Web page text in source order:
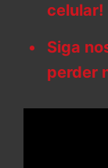
celular!
Siga
perder